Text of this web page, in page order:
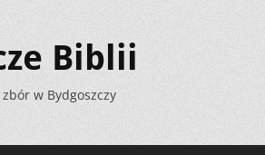
Biblii
w Bydgoszczy